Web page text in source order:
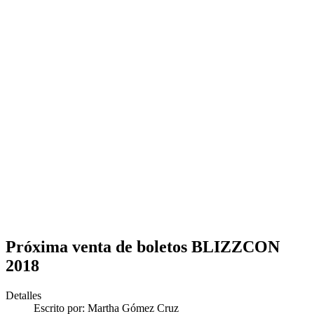
Próxima venta de boletos BLIZZCON
2018
Detalles
Escrito por: Martha Gómez Cruz